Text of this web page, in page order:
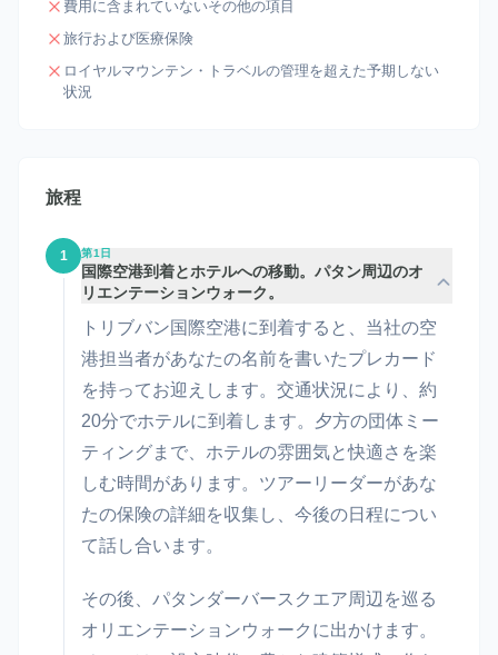
費用に含まれていないその他の項目
旅行および医療保険
ロイヤルマウンテン・トラベルの管理を超えた予期しない
状況
旅程
1 第1日
国際空港到着とホテルへの移動。パタン周辺のオ
リエンテーションウォーク。
トリブバン国際空港に到着すると、当社の空
港担当者があなたの名前を書いたプレカード
を持ってお迎えします。交通状況により、約
20分でホテルに到着します。夕方の団体ミー
ティングまで、ホテルの雰囲気と快適さを楽
しむ時間があります。ツアーリーダーがあな
たの保険の詳細を収集し、今後の日程につい
て話し合います。
その後、パタンダーバースクエア周辺を巡る
オリエンテーションウォークに出かけます。